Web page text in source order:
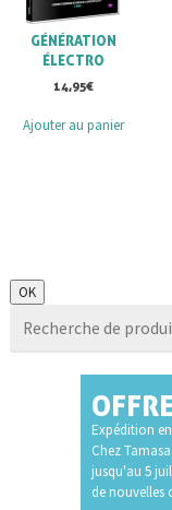
GÉNÉRATION
ÉLECTRO
14,95€
Ajouter au panier
Recherche
pour :
OK
Expédition
Chez
jusqu'au 5
de nouvelles